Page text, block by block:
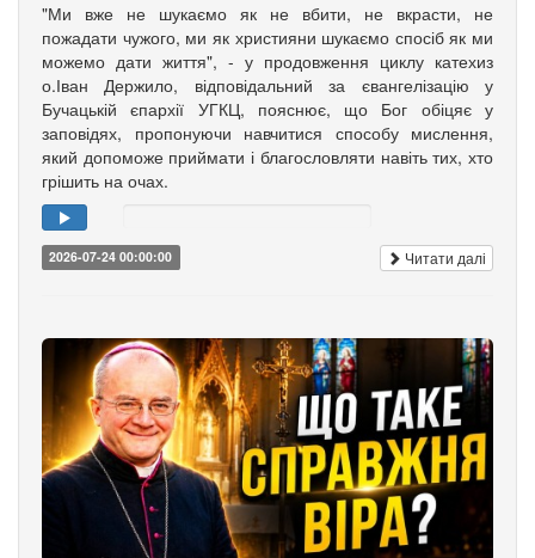
"Ми вже не шукаємо як не вбити, не вкрасти, не
пожадати чужого, ми як християни шукаємо спосіб як ми
можемо дати життя", - у продовження циклу катехиз
о.Іван Держило, відповідальний за євангелізацію у
Бучацькій єпархії УГКЦ, пояснює, що Бог обіцяє у
заповідях, пропонуючи навчитися способу мислення,
який допоможе приймати і благословляти навіть тих, хто
грішить на очах.
2026-07-24 00:00:00 Читати далі